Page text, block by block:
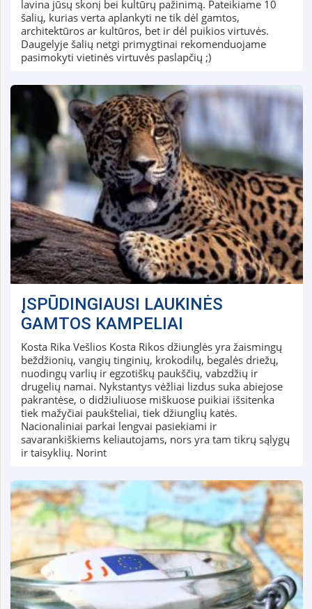
lavina jūsų skonį bei kultūrų pažinimą. Pateikiame 10
šalių, kurias verta aplankyti ne tik dėl gamtos,
architektūros ar kultūros, bet ir dėl puikios virtuvės.
Daugelyje šalių netgi primygtinai rekomenduojame
pasimokyti vietinės virtuvės paslapčių ;)
ĮSPŪDINGIAUSI LAUKINĖS
GAMTOS KAMPELIAI
Kosta Rika Vešlios Kosta Rikos džiunglės yra žaismingų
beždžionių, vangių tinginių, krokodilų, begalės driežų,
nuodingų varlių ir egzotiškų paukščių, vabzdžių ir
drugelių namai. Nykstantys vėžliai lizdus suka abiejose
pakrantėse, o didžiuliuose miškuose puikiai išsitenka
tiek mažyčiai paukšteliai, tiek džiunglių katės.
Nacionaliniai parkai lengvai pasiekiami ir
savarankiškiems keliautojams, nors yra tam tikrų sąlygų
ir taisyklių. Norint